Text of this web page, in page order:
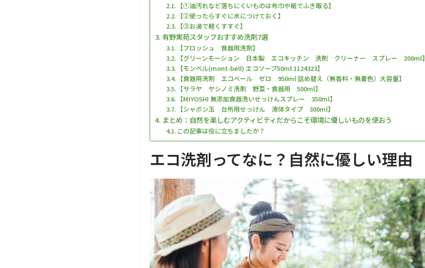
【①油汚れなど落ちにくいものは布巾や紙でふき取る】
【②使ったらすぐに水につけておく】
【③お湯で軽くすすぐ】
有野実苑スタッフおすすめ洗剤7選
【フロッシュ 食器用洗剤】
【グリーンモーション 日本製 エコキッチン 洗剤 クリーナー スプレー 200ml】
【モンベル(mont-bell) エコソープ50ml 1124323】
【食器用洗剤 エコベール ゼロ 950ml 詰め替え（無香料・無着色）大容量】
【サラヤ ヤシノミ洗剤 野菜・食器用 500ml】
【MIYOSHI 無添加食器洗いせっけんスプレー 350ml】
【シャボン玉 台所用せっけん 液体タイプ 300ml】
まとめ：自然を楽しむアクティビティだからこそ環境に優しいものを使おう
この記事は役に立ちましたか？
エコ洗剤ってなに？自然に優しい理由